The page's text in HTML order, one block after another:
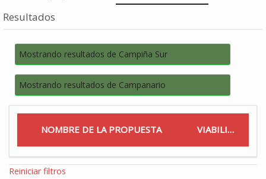
Resultados
Mostrando resultados de Campiña Sur
Mostrando resultados de Campanario
NOMBRE DE LA PROPUESTA VIABILIDAD
Reiniciar filtros